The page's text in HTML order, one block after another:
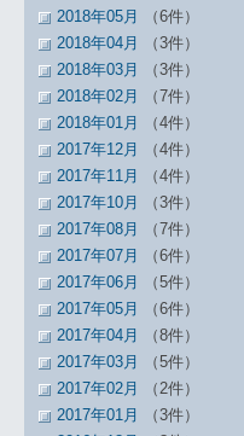
2018年05月
（6件）
2018年04月
（3件）
2018年03月
（3件）
2018年02月
（7件）
2018年01月
（4件）
2017年12月
（4件）
2017年11月
（4件）
2017年10月
（3件）
2017年08月
（7件）
2017年07月
（6件）
2017年06月
（5件）
2017年05月
（6件）
2017年04月
（8件）
2017年03月
（5件）
2017年02月
（2件）
2017年01月
（3件）